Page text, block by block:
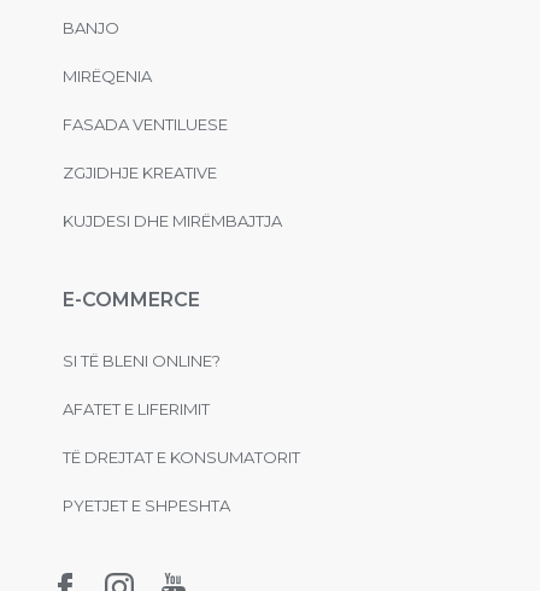
BANJO
MIRËQENIA
FASADA VENTILUESE
ZGJIDHJE KREATIVE
KUJDESI DHE MIRËMBAJTJA
E-COMMERCE
SI TË BLENI ONLINE?
AFATET E LIFERIMIT
TË DREJTAT E KONSUMATORIT
PYETJET E SHPESHTA